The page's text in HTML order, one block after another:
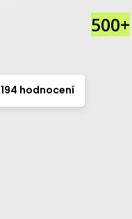
500+
194 hodnocení